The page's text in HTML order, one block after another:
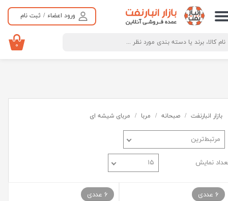
ورود اعضاء / ثبت نام
حساب کاربری من
تغییر گذر واژه
۰
بازار انبارنفت صبحانه مربا مربای شیشه ای
مرتبط‌ترین
نمایش ۱۵
6 عددی
6 عددی